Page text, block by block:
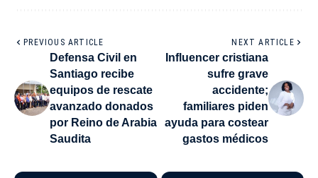
PREVIOUS ARTICLE
Defensa Civil en
Santiago recibe
equipos de rescate
avanzado donados
por Reino de Arabia
Saudita
NEXT ARTICLE
Influencer cristiana
sufre grave
accidente;
familiares piden
ayuda para costear
gastos médicos